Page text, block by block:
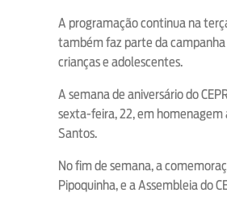
A programação continua na
também faz parte da
crianças e adolescentes.
A semana de aniversário do
sexta-feira, 22, em
Santos.
No fim de semana, a
Pipoquinha, e a Assembleia do